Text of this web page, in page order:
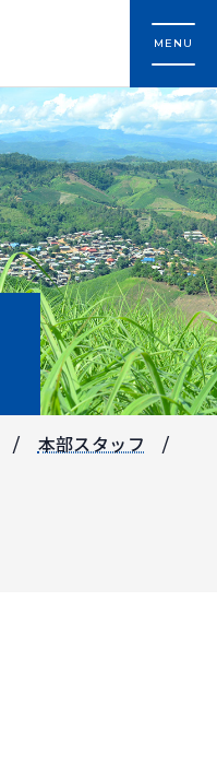
MENU
本部スタッフ